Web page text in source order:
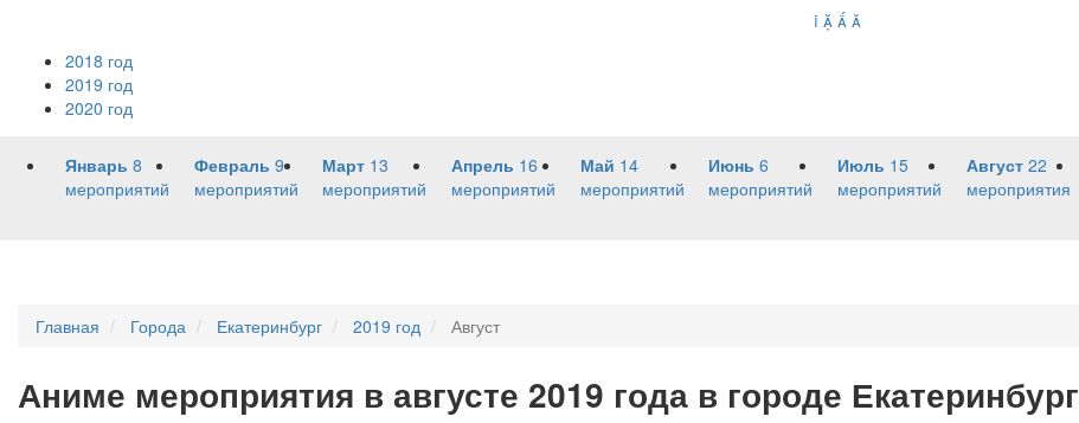
   
2018 год
2019 год
2020 год
Январь 8
мероприятий
Февраль 9
мероприятий
Март 13
мероприятий
Апрель 16
мероприятий
Май 14
мероприятий
Июнь 6
мероприятий
Июль 15
мероприятий
Август 22
мероприятия
Главная Города Екатеринбург 2019 год Август
Аниме мероприятия в августе 2019 года в городе Екатеринбург